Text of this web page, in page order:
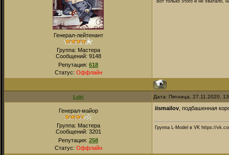
Генерал-лейтенант
Группа: Мастера
Сообщений: 9148
Репутация: 618
Статус: Оффлайн
"Вот только этого и не
Loki Дата: Пятница, 27.11.2020,
Генерал-майор
Группа: Мастера
Сообщений: 3201
Репутация: 258
Статус: Оффлайн
iismailov , подбашенная
Группа L-Model в VK https://